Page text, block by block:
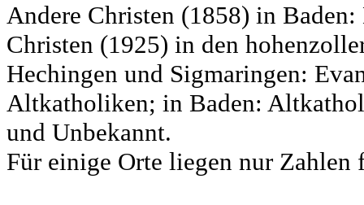
Andere Christen (1858) in
Christen (1925) in den
Hechingen und Sigmaringen:
Altkatholiken; in Baden:
und Unbekannt.
Für einige Orte liegen nur Zahlen